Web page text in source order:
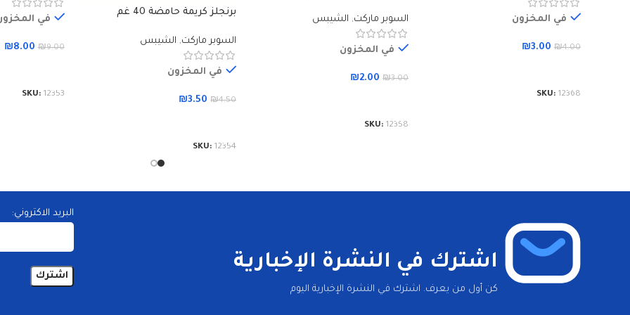
في المخزون
₪4.00
₪3.00
SKU: 12368
السوبر ماركت, الشيبس
في المخزون
₪3.00
₪2.00
SKU: 12358
برنجلز كريمة حامضة 40 غم
السوبر ماركت, الشيبس
في المخزون
₪4.50
₪3.50
SKU: 12354
في
₪9.00
₪8.00
SKU: 12353
اشترك في النشرة الإخبارية
كن أول من يعرف. اشترك في النشرة الإخبارية اليوم
البريد الاكتروني: